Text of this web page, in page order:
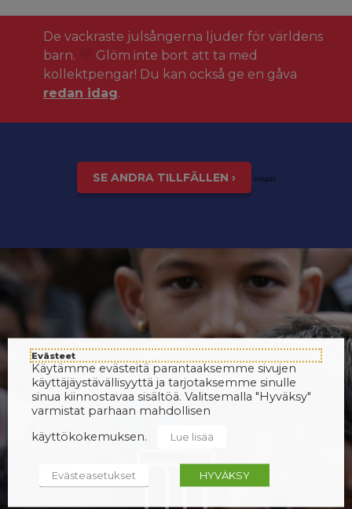
De vackraste julsångerna ljuder för världens
barn.
Glöm inte bort att ta med
kollektpengar! Du kan också ge en gåva
redan idag.
SE ANDRA TILLFÄLLEN › inspis
Evästeet
Käytämme evästeitä parantaaksemme sivujen
käyttäjäystävällisyyttä ja tarjotaksemme sinulle
sinua kiinnostavaa sisältöä. Valitsemalla "Hyväksy"
varmistat parhaan mahdollisen
käyttökokemuksen.
Lue lisää
Evästeasetukset HYVÄKSY